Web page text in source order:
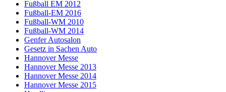
Fußball EM 2012
Fußball-EM 2016
Fußball-WM 2010
Fußball-WM 2014
Genfer Autosalon
Gesetz in Sachen Auto
Hannover Messe
Hannover Messe 2013
Hannover Messe 2014
Hannover Messe 2015